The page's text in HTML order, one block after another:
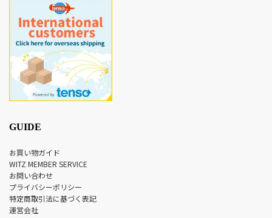
GUIDE
お買い物ガイド
WITZ MEMBER SERVICE
お問い合わせ
プライバシーポリシー
特定商取引法に基づく表記
運営会社